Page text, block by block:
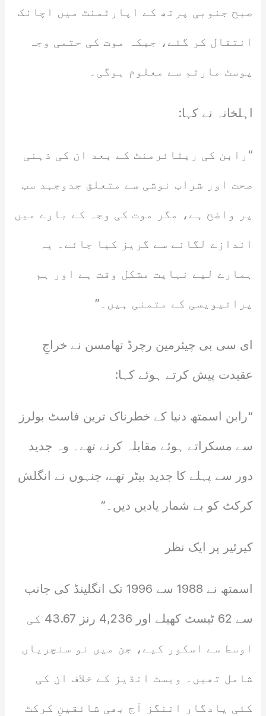
صبح جنوبی پرتھ کے اپارٹمنٹ میں اچانک
انتقال کر گئے، جبکہ موت کی حتمی وجہ
پوسٹ مارٹم سے معلوم ہوگی۔
اہلخانہ نے کہا:
“رابن کی ریٹائرمنٹ کے بعد ان کی ذہنی
صحت اور شراب نوشی سے متعلق جدوجہد سب
پر واضح ہے، مگر موت کی وجہ کے بارے میں
اندازے لگانے سے گریز کیا جائے۔ یہ
ہمارے لیے نہایت مشکل وقت ہے اور ہم
پرائیویسی کے متمنی ہیں۔”
ای سی بی چیئرمین رچرڈ تھامسن نے خراجِ
عقیدت پیش کرتے ہوئے کہا:
“رابن اسمتھ دنیا کے خطرناک ترین فاسٹ بولرز
سے مسکراتے ہوئے مقابلہ کرتے تھے۔ وہ جدید
دور سے پہلے کا جدید بیٹر تھے، جنہوں نے انگلش
کرکٹ کو بے شمار یادیں دیں۔”
کیرئیر پر ایک نظر
اسمتھ نے 1988 سے 1996 تک انگلینڈ کی جانب
سے 62 ٹیسٹ کھیلے اور 4,236 رنز 43.67 کی
اوسط سے اسکور کیے، جن میں نو سنچریاں
شامل تھیں۔ ویسٹ انڈیز کے خلاف ان کی
کئی یادگار اننگز آج بھی شائقینِ کرکٹ